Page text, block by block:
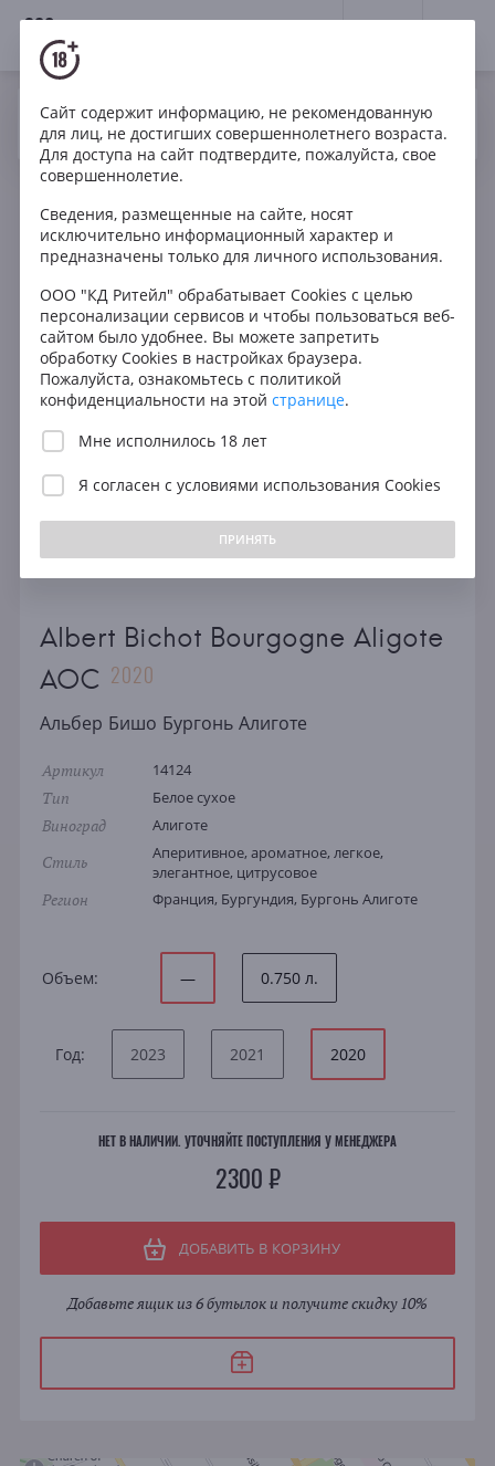
18+
Ваш город Москва ? Да
Вино Белое Сухое
Франция
Albert Bichot Bourgogne Aligote AOC
Albert Bichot Bourgogne Aligote
AOC 2020
Альбер Бишо Бургонь Алиготе
Артикул 14124
Тип Белое сухое
Виноград Алиготе
Стиль
Аперитивное, ароматное, легкое,
элегантное, цитрусовое
Регион Франция, Бургундия, Бургонь Алиготе
Объем: — 0.750 л.
Год: 2023 2021 2020
НЕТ В НАЛИЧИИ. УТОЧНЯЙТЕ ПОСТУПЛЕНИЯ У МЕНЕДЖЕРА
2300 ₽
ДОБАВИТЬ В КОРЗИНУ
Добавьте ящик из 6 бутылок и получите скидку 10%
Сайт содержит информацию, не рекомендованную
для лиц, не достигших совершеннолетнего возраста.
Для доступа на сайт подтвердите, пожалуйста, свое
совершеннолетие.
Сведения, размещенные на сайте, носят
исключительно информационный характер и
предназначены только для личного использования.
ООО "КД Ритейл" обрабатывает Cookies с целью
персонализации сервисов и чтобы пользоваться веб-
сайтом было удобнее. Вы можете запретить
обработку Cookies в настройках браузера.
Пожалуйста, ознакомьтесь с политикой
конфиденциальности на этой странице.
Мне исполнилось 18 лет
Я согласен с условиями использования Cookies
ПРИНЯТЬ